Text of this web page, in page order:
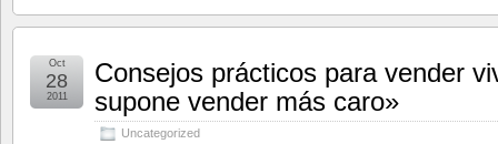
Consejos prácticos para vender
supone vender más caro»
Uncategorized
Oct
28
2011